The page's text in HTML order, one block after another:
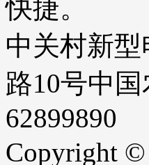
快捷。
中关村新
路10号中
62899890
Copyright ©